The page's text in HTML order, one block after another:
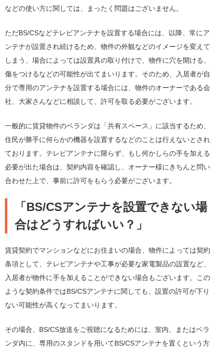
などの使い方に関しては、まったく問題はございません。
ただBS/CSなどテレビアンテナを設置する場合には、以降、常にア
ンテナが設置され続けるため、物件の外観などのイメージを変えて
しまう、場合によっては設置具の取り付けで、物件に穴を開ける、
傷をつけるなどの可能性が出てまいります。そのため、入居者が自
分で専用のアンテナを設置する場合には、物件のオーナーである会
社、大家さんなどに相談して、許可を取る必要がございます。
一般的に賃貸物件のベランダは「共有スペース」に該当するため、
住民が勝手に何らかの機器を設置するなどのことは行えないとされ
ております。テレビアンテナに限らず、もし何かしらの手を加える
必要が出た場合は、契約内容を確認し、オーナー様にきちんと問い
合わせた上で、事前に許可をもらう必要がございます。
「BS/CSアンテナを設置できない場
合はどうすればいい？」
賃貸契約でマンションなどにお住まいの場合、物件によっては契約
条項として、テレビアンテナや工事が必要な家電製品の設置など、
入居者が物件に手を加えることができない場合もございます。この
ような契約条件ではBS/CSアンテナに関しても、設置の許可が下り
ない可能性が高くなってまいります。
その場合、BS/CS放送をご視聴になるためには、室内、またはベラ
ンダ内に、専用のスタンドを用いてBS/CSアンテナを置くという方